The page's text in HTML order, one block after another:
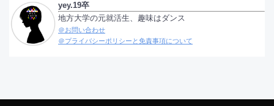
yey.19卒
地方大学の元就活生、趣味はダンス
＠お問い合わせ
＠プライバシーポリシーと免責事項について